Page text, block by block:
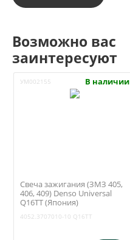
Возможно вас
заинтересуют
УМ002155 В наличии
Свеча зажигания (ЗМЗ 405,
406, 409) Denso Universal
Q16TT (Япония)
4052.3707010-10 Q16TT